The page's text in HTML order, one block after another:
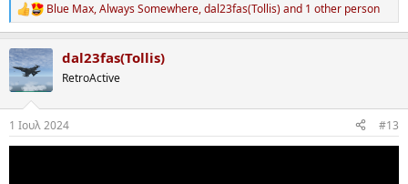
R
e
c
t
i
s
:
Blue Max,Always Somewhere,dal23fas(Tollis)and 1 other person
dal23fas(Tollis)
RetroActive
1 Ιουλ 2024 #13